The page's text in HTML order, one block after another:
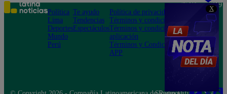
X
Política
Lima
Deportes
Mundo
Perú
Te ayudo
Tendencias
Espectáculos
Política de privacidad
Términos y condiciones
Términos y condiciones
aplicación
Términos y Condiciones
APP
Teléfono: 219
Av. San
Felipe 968
Jesús María